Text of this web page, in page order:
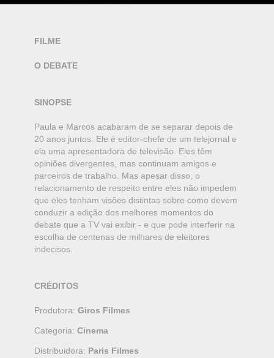
FILME
O DEBATE
SINOPSE
Paula e Marcos acabaram de se separar depois de
20 anos juntos. Ele é editor-chefe de um telejornal e
ela uma apresentadora de televisão. Eles têm
opiniões divergentes, mas continuam amigos e
parceiros de trabalho. Mas apesar disso, o
relacionamento de respeito entre eles não impedem
que eles tenham visões distintas sobre como devem
conduzir a edição dos melhores momentos do
debate que a TV vai exibir - e que pode interferir na
escolha de centenas de milhares de eleitores
indecisos.
CRÉDITOS
Produtora: Giros Filmes
Categoria: Cinema
Distribuidora: Paris Filmes